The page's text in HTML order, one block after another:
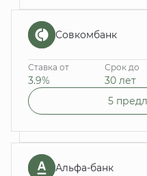
Совкомбанк
Ставка от
3.9%
Срок до
30 лет
5
Альфа-банк